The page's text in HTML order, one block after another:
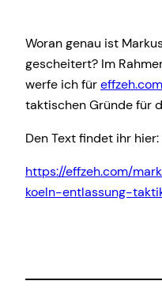
Woran genau ist
gescheitert? Im
werfe ich füreffzeh.com
taktischen Gründe für
Den Text findet ihr hier:
https://effzeh.com/
koeln-entlassung-